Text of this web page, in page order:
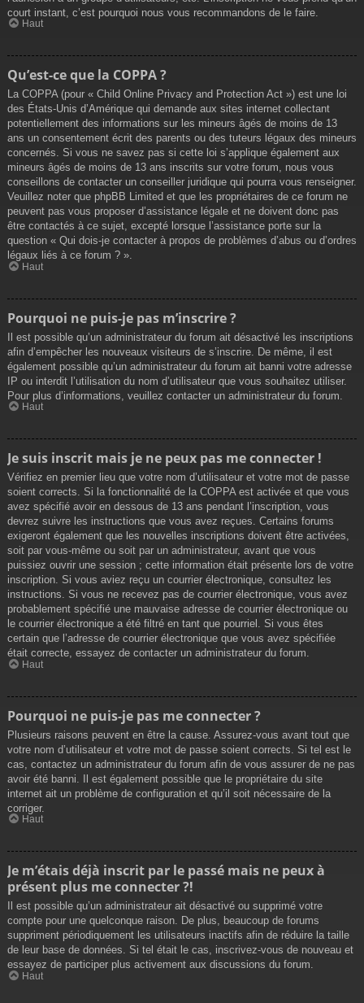
court instant, c’est pourquoi nous vous recommandons de le faire.
Haut
Qu’est-ce que la COPPA ?
La COPPA (pour « Child Online Privacy and Protection Act ») est une loi
des États-Unis d’Amérique qui demande aux sites internet collectant
potentiellement des informations sur les mineurs âgés de moins de 13
ans un consentement écrit des parents ou des tuteurs légaux des mineurs
concernés. Si vous ne savez pas si cette loi s’applique également aux
mineurs âgés de moins de 13 ans inscrits sur votre forum, nous vous
conseillons de contacter un conseiller juridique qui pourra vous renseigner.
Veuillez noter que phpBB Limited et que les propriétaires de ce forum ne
peuvent pas vous proposer d’assistance légale et ne doivent donc pas
être contactés à ce sujet, excepté lorsque l’assistance porte sur la
question « Qui dois-je contacter à propos de problèmes d’abus ou d’ordres
légaux liés à ce forum ? ».
Haut
Pourquoi ne puis-je pas m’inscrire ?
Il est possible qu’un administrateur du forum ait désactivé les inscriptions
afin d’empêcher les nouveaux visiteurs de s’inscrire. De même, il est
également possible qu’un administrateur du forum ait banni votre adresse
IP ou interdit l’utilisation du nom d’utilisateur que vous souhaitez utiliser.
Pour plus d’informations, veuillez contacter un administrateur du forum.
Haut
Je suis inscrit mais je ne peux pas me connecter !
Vérifiez en premier lieu que votre nom d’utilisateur et votre mot de passe
soient corrects. Si la fonctionnalité de la COPPA est activée et que vous
avez spécifié avoir en dessous de 13 ans pendant l’inscription, vous
devrez suivre les instructions que vous avez reçues. Certains forums
exigeront également que les nouvelles inscriptions doivent être activées,
soit par vous-même ou soit par un administrateur, avant que vous
puissiez ouvrir une session ; cette information était présente lors de votre
inscription. Si vous aviez reçu un courrier électronique, consultez les
instructions. Si vous ne recevez pas de courrier électronique, vous avez
probablement spécifié une mauvaise adresse de courrier électronique ou
le courrier électronique a été filtré en tant que pourriel. Si vous êtes
certain que l’adresse de courrier électronique que vous avez spécifiée
était correcte, essayez de contacter un administrateur du forum.
Haut
Pourquoi ne puis-je pas me connecter ?
Plusieurs raisons peuvent en être la cause. Assurez-vous avant tout que
votre nom d’utilisateur et votre mot de passe soient corrects. Si tel est le
cas, contactez un administrateur du forum afin de vous assurer de ne pas
avoir été banni. Il est également possible que le propriétaire du site
internet ait un problème de configuration et qu’il soit nécessaire de la
corriger.
Haut
Je m’étais déjà inscrit par le passé mais ne peux à
présent plus me connecter ?!
Il est possible qu’un administrateur ait désactivé ou supprimé votre
compte pour une quelconque raison. De plus, beaucoup de forums
suppriment périodiquement les utilisateurs inactifs afin de réduire la taille
de leur base de données. Si tel était le cas, inscrivez-vous de nouveau et
essayez de participer plus activement aux discussions du forum.
Haut